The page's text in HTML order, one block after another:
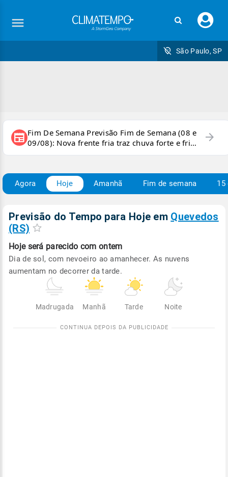
seu
São Paulo, SP
newspaper Fim De Semana Previsão Fim de Semana (08 e
09/08): Nova frente fria traz chuva forte e frio
para áreas do país
arrow_forward
Agora Hoje Amanhã Fim de semana 15
Previsão do Tempo para Hoje em Quevedos
(RS)
Hoje será parecido com ontem
Dia de sol, com nevoeiro ao amanhecer. As nuvens
aumentam no decorrer da tarde.
Madrugada Manhã Tarde Noite